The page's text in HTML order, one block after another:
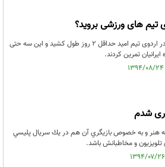
تیم های ورزشی بروید؟
حضور 3 عضو شورای شهر تهران در اردوی تیم امید حداقل 2 روز طول کشید و این سه حتی
تمرین کردند.
شدم
هنر و به خصوص بازيگري آن هم در يك سريال پليسي
و مخاطبانش باشد.